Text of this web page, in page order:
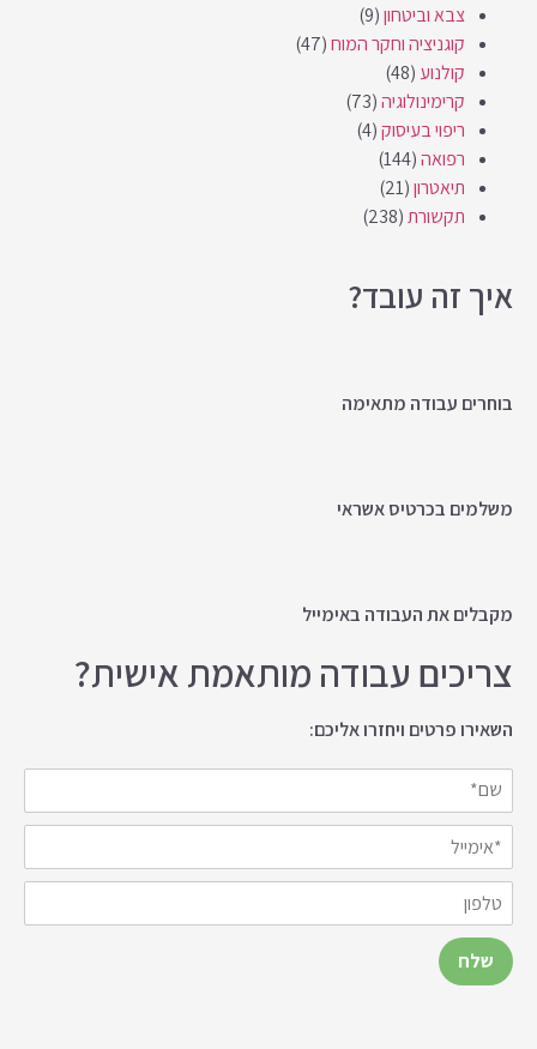
צבא וביטחון(9)
קוגניציה וחקר המוח(47)
קולנוע (48)
קרימינולוגיה(73)
ריפוי בעיסוק(4)
רפואה(144)
תיאטרון(21)
תקשורת(238)
איך זה עובד?
בוחרים עבודה מתאימה
משלמים בכרטיס אשראי
מקבלים את העבודה באימייל
צריכים עבודה מותאמת אישית?
השאירו פרטים ויחזרו אליכם: